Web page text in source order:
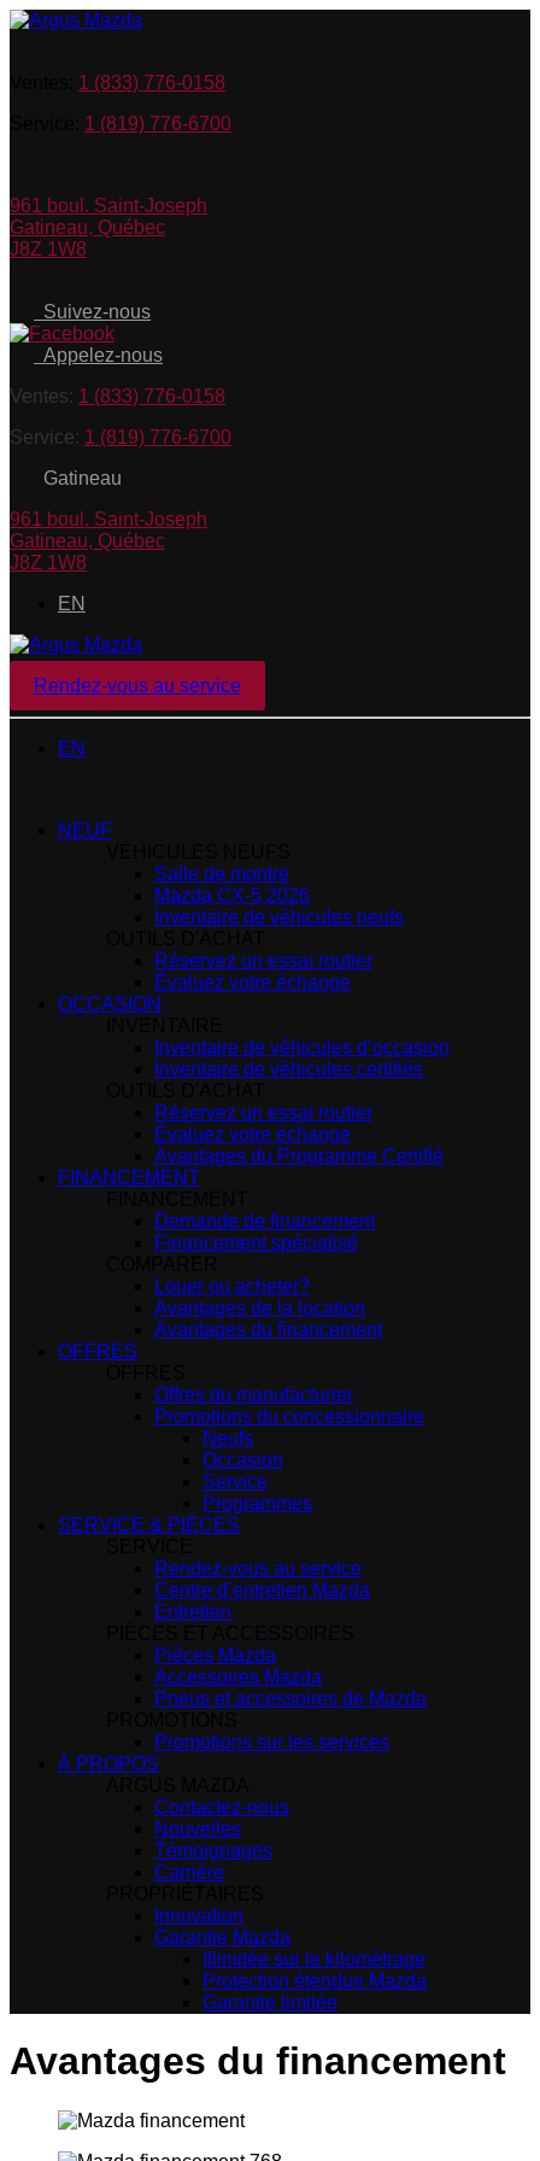
1 (833) 776-0158
1 (819) 776-6700
961 boul. Saint-Joseph
Gatineau, Québec
J8Z 1W8
Suivez-nous
Appelez-nous
Ventes: 1 (833) 776-0158
Service: 1 (819) 776-6700
Gatineau
961 boul. Saint-Joseph
Gatineau, Québec
J8Z 1W8
EN
Rendez-vous au service
EN
NEUF
Salle de montre
Mazda CX-5 2026
Inventaire de véhicules neufs
Réservez un essai routier
Évaluez votre échange
OCCASION
Inventaire de véhicules d’occasion
Inventaire de véhicules certifiés
Réservez un essai routier
Évaluez votre échange
Avantages du Programme Certifié
FINANCEMENT
Demande de financement
Financement spécialisé
Louer ou acheter?
Avantages de la location
Avantages du financement
OFFRES
Offres du manufacturier
Promotions du concessionnaire
Neufs
Occasion
Service
Programmes
SERVICE & PIÈCES
Rendez-vous au service
Centre d’entretien Mazda
Entretien
Pièces Mazda
Accessoires Mazda
Pneus et accessoires de Mazda
Promotions sur les services
À PROPOS
Contactez-nous
Nouvelles
Témoignages
Carrière
Innovation
Garantie Mazda
Illimitée sur le kilométrage
Protection étendue Mazda
Garantie limitée
Avantages du financement